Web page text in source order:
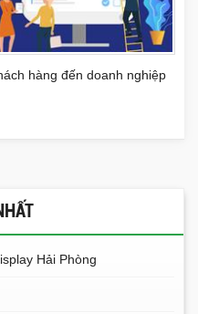
hàng đến doanh nghiệp
Hải Phòng